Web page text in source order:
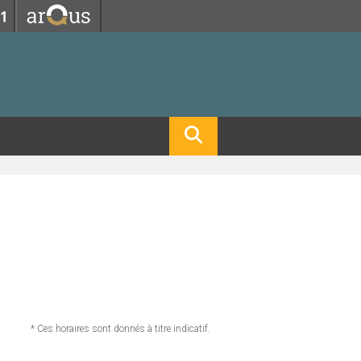
* Ces horaires sont donnés à titre indicatif.